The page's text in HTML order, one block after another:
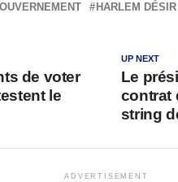
HARLEM DÉSIR
UP NEXT
Le
contrat
string
de voter
le
ADVERTISEMENT